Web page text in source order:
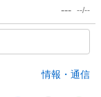
--- --/--
情報・通信